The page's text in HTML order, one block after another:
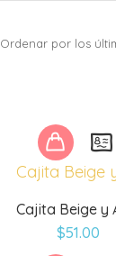
Ordenar por los
Cajita Beige y
$51.00